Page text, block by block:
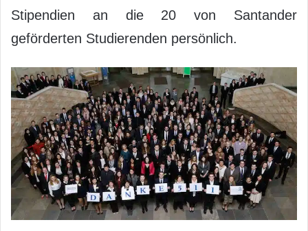
Stipendien an die 20 von Santander
geförderten Studierenden persönlich.